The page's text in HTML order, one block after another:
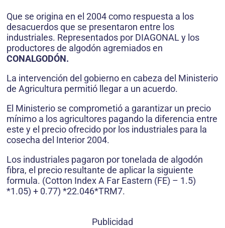
Que se origina en el 2004 como respuesta a los
desacuerdos que se presentaron entre los
industriales. Representados por DIAGONAL y los
productores de algodón agremiados en
CONALGODÓN.
La intervención del gobierno en cabeza del Ministerio
de Agricultura permitió llegar a un acuerdo.
El Ministerio se comprometió a garantizar un precio
mínimo a los agricultores pagando la diferencia entre
este y el precio ofrecido por los industriales para la
cosecha del Interior 2004.
Los industriales pagaron por tonelada de algodón
fibra, el precio resultante de aplicar la siguiente
formula. (Cotton Index A Far Eastern (FE) – 1.5)
*1.05) + 0.77) *22.046*TRM7.
Publicidad